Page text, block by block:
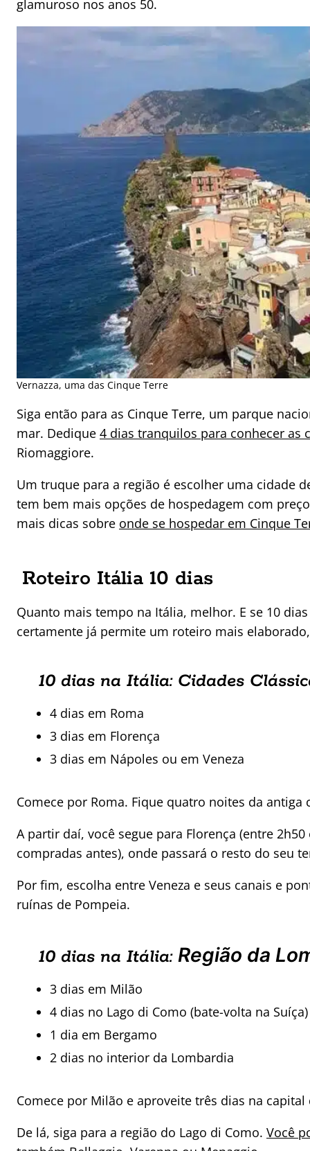
glamuroso nos anos 50.
Vernazza, uma das Cinque Terre
Siga então para as Cinque Terre, um parque
mar. Dedique 4 dias tranquilos para conhecer as
Riomaggiore.
Um truque para a região é escolher uma cidade
tem bem mais opções de hospedagem com
mais dicas sobre onde se hospedar em Cinque
Roteiro Itália 10 dias
Quanto mais tempo na Itália, melhor. E se 10
certamente já permite um roteiro mais
10 dias na Itália: Cidades
4 dias em Roma
3 dias em Florença
3 dias em Nápoles ou em Veneza
Comece por Roma. Fique quatro noites da
A partir daí, você segue para Florença (entre
compradas antes), onde passará o resto do seu
Por fim, escolha entre Veneza e seus canais e
ruínas de Pompeia.
10 dias na Itália: Região da
3 dias em Milão
4 dias no Lago di Como (bate-volta na Suíça)
1 dia em Bergamo
2 dias no interior da Lombardia
Comece por Milão e aproveite três dias na
De lá, siga para a região do Lago di Como. Você